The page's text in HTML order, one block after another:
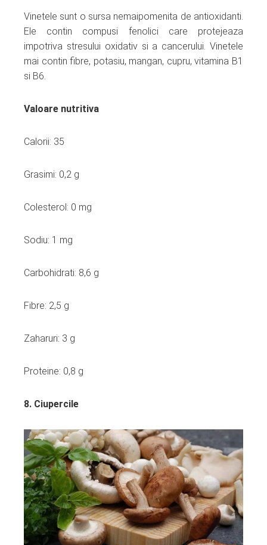
Vinetele sunt o sursa nemaipomenita de antioxidanti.
Ele contin compusi fenolici care protejeaza
impotriva stresului oxidativ si a cancerului. Vinetele
mai contin fibre, potasiu, mangan, cupru, vitamina B1
si B6.
Valoare nutritiva
Calorii: 35
Grasimi: 0,2 g
Colesterol: 0 mg
Sodiu: 1 mg
Carbohidrati: 8,6 g
Fibre: 2,5 g
Zaharuri: 3 g
Proteine: 0,8 g
8. Ciupercile